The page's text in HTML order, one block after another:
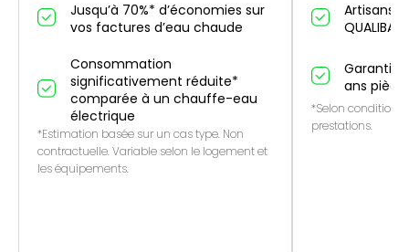
Jusqu’à 70%* d’économies sur
vos factures d’eau chaude
Consommation
significativement réduite*
comparée à un chauffe-eau
électrique
*Estimation basée sur un cas type. Non
contractuelle. Variable selon le logement et
les équipements.
Artisans
QUALIBAT
Garantie
ans
*Selon conditions
prestations.